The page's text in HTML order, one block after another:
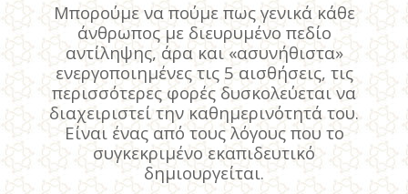
Μπορούμε να πούμε πως γενικά κάθε
άνθρωπος με διευρυμένο πεδίο
αντίληψης, άρα και «ασυνήθιστα»
ενεργοποιημένες τις 5 αισθήσεις, τις
περισσότερες φορές δυσκολεύεται να
διαχειριστεί την καθημερινότητά του.
Είναι ένας από τους λόγους που το
συγκεκριμένο εκαπιδευτικό
δημιουργείται.